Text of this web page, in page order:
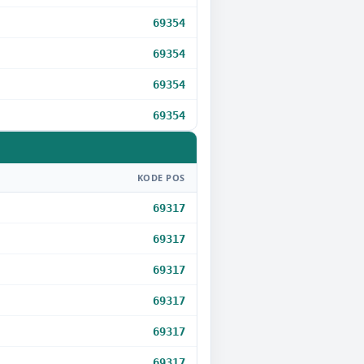
69354
69354
69354
69354
KODE POS
69317
69317
69317
69317
69317